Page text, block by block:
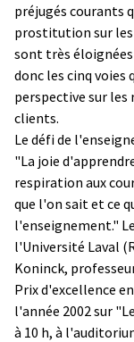
préjugés courants
prostitution sur
sont très
donc les cinq
perspective sur
clients.
Le défi de
"La joie
respiration aux
que l'on sait et ce
l'enseignement."
l'Université Laval
Koninck,
Prix d'excellence
l'année 2002 sur
à 10 h, à